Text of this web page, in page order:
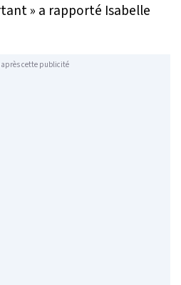
» a rapporté Isabelle
après cette publicité